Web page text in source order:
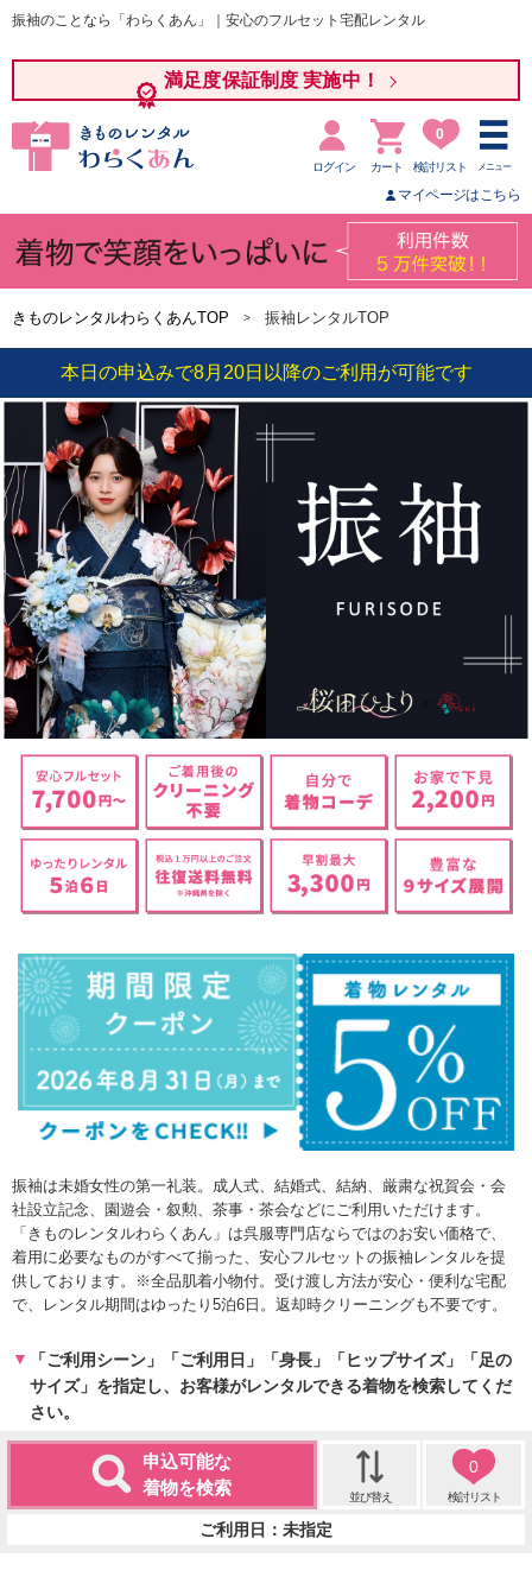
振袖のことなら「わらくあん」｜安心のフルセット宅配レンタル
満足度保証制度 実施中！
ログイン カート
0
検討リスト メニュー
マイページはこちら
きものレンタルわらくあんTOP 振袖レンタルTOP
本日の申込みで8月20日以降のご利用が可能です
振袖は未婚女性の第一礼装。成人式、結婚式、結納、厳粛な祝賀会・会
社設立記念、園遊会・叙勲、茶事・茶会などにご利用いただけます。
「きものレンタルわらくあん」は呉服専門店ならではのお安い価格で、
着用に必要なものがすべて揃った、安心フルセットの振袖レンタルを提
供しております。※全品肌着小物付。受け渡し方法が安心・便利な宅配
で、レンタル期間はゆったり5泊6日。返却時クリーニングも不要です。
「ご利用シーン」「ご利用日」「身長」「ヒップサイズ」「足の
サイズ」を指定し、お客様がレンタルできる着物を検索してくだ
さい。
申込可能な
着物を検索
並び替え
0
検討リスト
ご利用日：未指定